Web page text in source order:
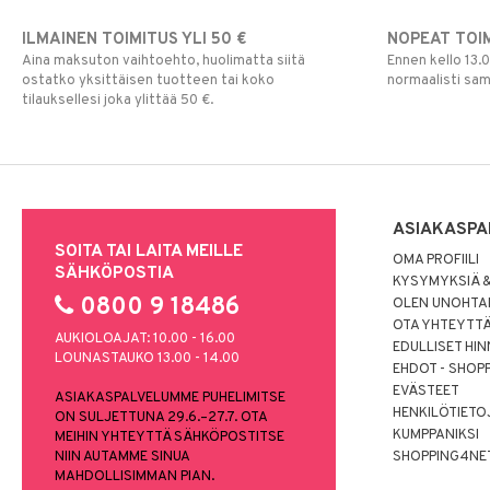
ILMAINEN TOIMITUS YLI 50 €
Aina maksuton vaihtoehto, huolimatta siitä
ostatko yksittäisen tuotteen tai koko
tilauksellesi joka ylittää 50 €.
NOPEAT
Ennen kello
normaalisti
SOITA TAI LAITA MEILLE
SÄHKÖPOSTIA
0800 9 18486
AUKIOLOAJAT: 10.00 - 16.00
LOUNASTAUKO 13.00 - 14.00
ASIAKASPALVELUMME PUHELIMITSE
ON SULJETTUNA 29.6.–27.7. OTA
MEIHIN YHTEYTTÄ SÄHKÖPOSTITSE
NIIN AUTAMME SINUA
MAHDOLLISIMMAN PIAN.
OMA PROFIILI
KYSYMYKSIÄ
OLEN
OTA
EDULLISET
EHDOT -
EVÄSTEET
KUMPPANIKSI